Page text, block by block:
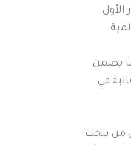
الأول
يضمن
في
من يبحث